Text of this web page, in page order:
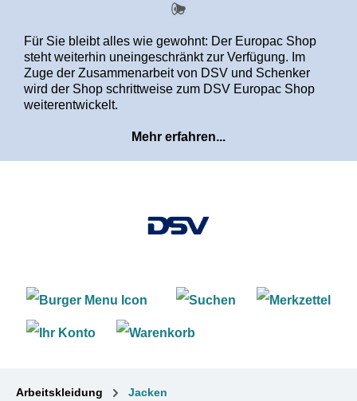
Für Sie bleibt alles wie gewohnt: Der Europac Shop
steht weiterhin uneingeschränkt zur Verfügung. Im
Zuge der Zusammenarbeit von DSV und Schenker
wird der Shop schrittweise zum DSV Europac Shop
weiterentwickelt.
Mehr erfahren...
Arbeitskleidung Jacken